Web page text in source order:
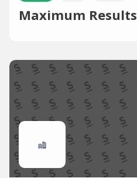
Maximum Results